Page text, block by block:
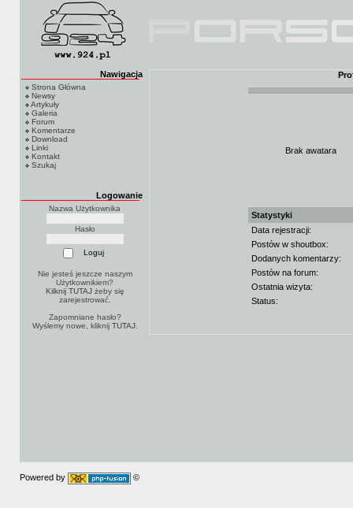
Nawigacja
Strona Główna
Newsy
Artykuły
Galeria
Forum
Komentarze
Download
Linki
Kontakt
Szukaj
Logowanie
Nazwa Użytkownika
Hasło
Nie jesteś jeszcze naszym
Użytkownikiem?
Kilknij TUTAJżeby się
zarejestrować.
Zapomniane hasło?
Wyślemy nowe, kliknij TUTAJ.
Brak awatara
Statystyki
Data rejestracji:
Postów w shoutbox:
Dodanych komentarzy:
Postów na forum:
Ostatnia wizyta:
Status:
Powered by ©